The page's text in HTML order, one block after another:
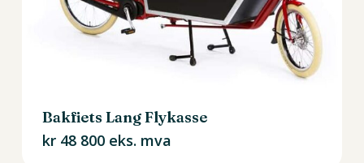
Bakfiets Lang Flykasse
kr48 800 eks. mva